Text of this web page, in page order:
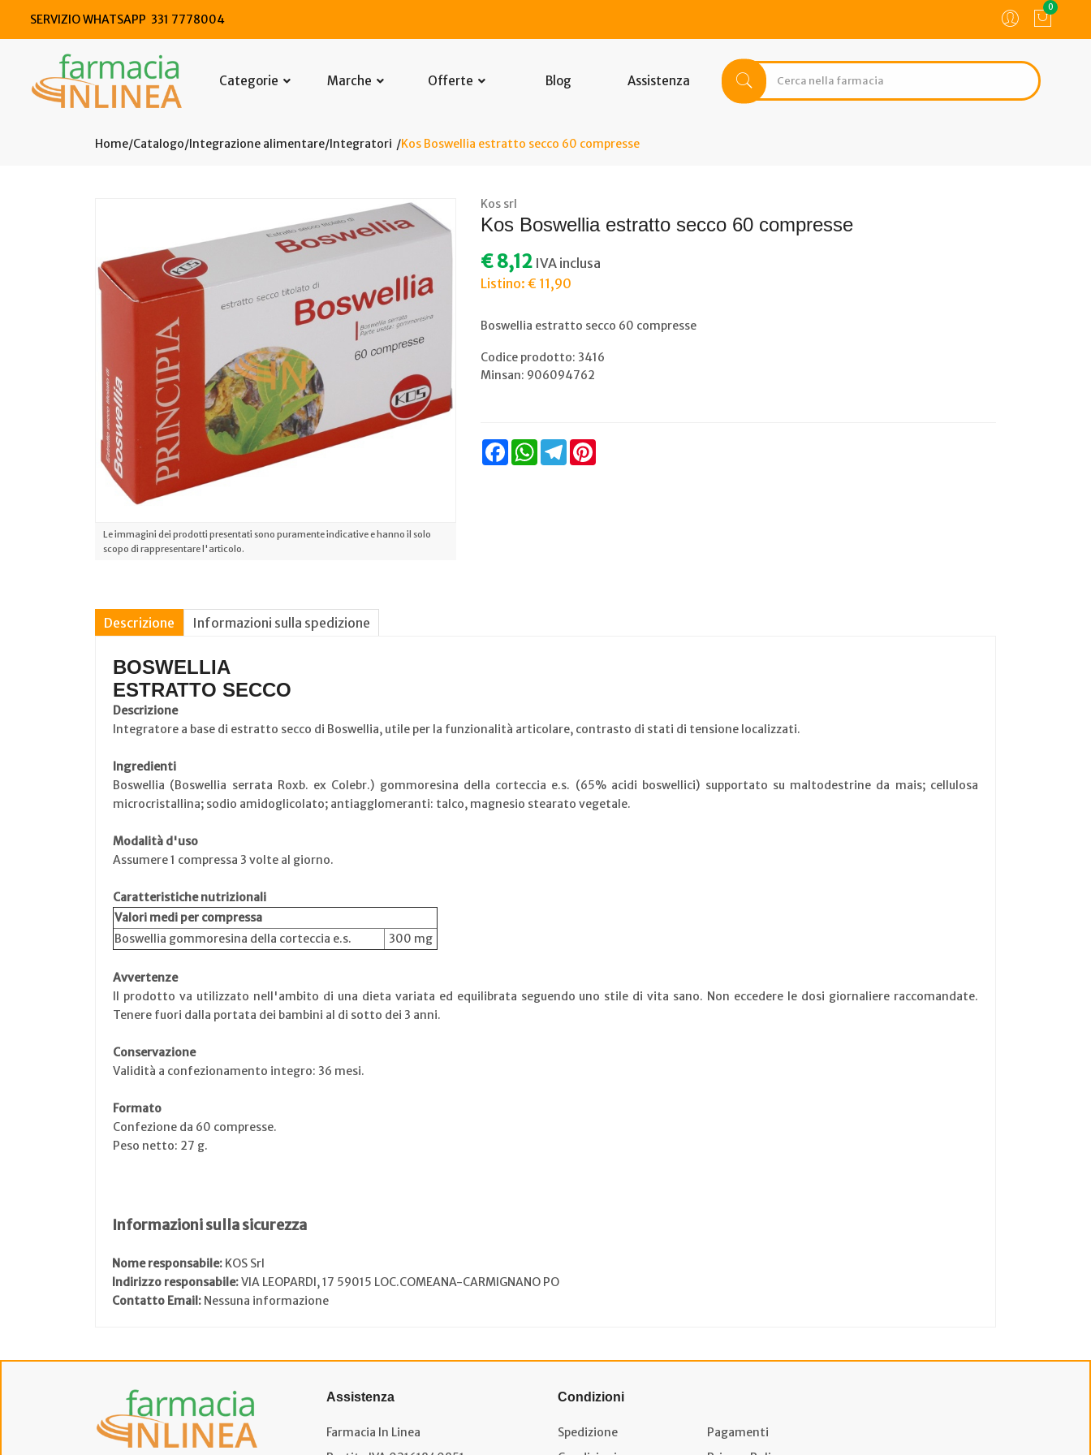
SERVIZIO WHATSAPP 331 7778004
0
Categorie Marche Offerte Blog Assistenza
Home Catalogo/Integrazione alimentare/Integratori Kos Boswellia estratto secco 60 compresse
Le immagini dei prodotti presentati sono puramente indicative e hanno il solo
scopo di rappresentare l'articolo.
Kos srl
Kos Boswellia estratto secco 60 compresse
€ 8,12 IVA inclusa
Listino: € 11,90
Boswellia estratto secco 60 compresse
Codice prodotto: 3416
Minsan: 906094762
FacebookWhatsAppTelegram
Descrizione Informazioni sulla spedizione
BOSWELLIA
ESTRATTO SECCO
Descrizione
Integratore a base di estratto secco di Boswellia, utile per la funzionalità articolare, contrasto di stati di tensione localizzati.
Ingredienti
Boswellia (Boswellia serrata Roxb. ex Colebr.) gommoresina della corteccia e.s. (65% acidi boswellici) supportato su maltodestrine da mais; cellulosa
microcristallina; sodio amidoglicolato; antiagglomeranti: talco, magnesio stearato vegetale.
Modalità d'uso
Assumere 1 compressa 3 volte al giorno.
Caratteristiche nutrizionali
Valori medi per compressa
Boswellia gommoresina della corteccia e.s.
300 mg
Avvertenze
Il prodotto va utilizzato nell'ambito di una dieta variata ed equilibrata seguendo uno stile di vita sano. Non eccedere le dosi giornaliere raccomandate.
Tenere fuori dalla portata dei bambini al di sotto dei 3 anni.
Conservazione
Validità a confezionamento integro: 36 mesi.
Formato
Confezione da 60 compresse.
Peso netto: 27 g.
Informazioni sulla sicurezza
Nome responsabile: KOS Srl
Indirizzo responsabile:VIA LEOPARDI, 17 59015 LOC.COMEANA-CARMIGNANO PO
Contatto Email: Nessuna informazione
Assistenza
Farmacia In Linea
Condizioni
Spedizione
Pagamenti